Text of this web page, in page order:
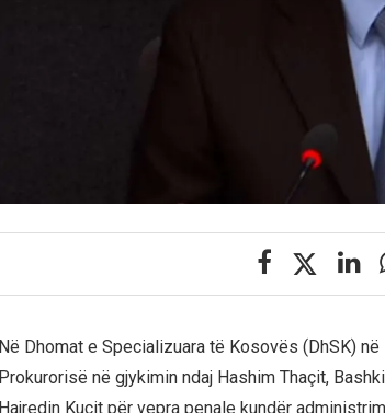
Në Dhomat e Specializuara të Kosovës (DhSK)
Prokurorisë në gjykimin ndaj Hashim Thaçit,
Hajredin Kuçit për vepra penale kundër